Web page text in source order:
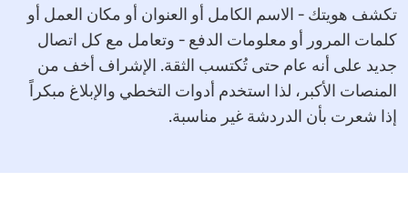
تكشف هويتك - الاسم الكامل أو العنوان أو مكان العمل أو
كلمات المرور أو معلومات الدفع - وتعامل مع كل اتصال
جديد على أنه عام حتى تُكتسب الثقة. الإشراف أخف من
المنصات الأكبر، لذا استخدم أدوات التخطي والإبلاغ مبكراً
إذا شعرت بأن الدردشة غير مناسبة.